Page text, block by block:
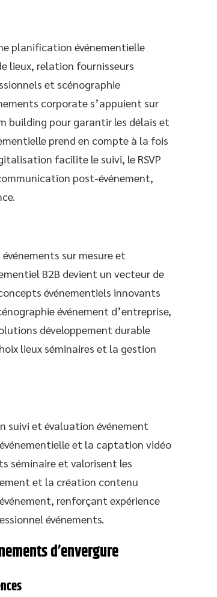
planification événementielle
lieux, relation fournisseurs
et scénographie
corporate s’appuient sur
building pour garantir les délais et
prend en compte à la fois
facilite le suivi, le RSVP
post-événement,
sur mesure et
B2B devient un vecteur de
événementiels innovants
événement d’entreprise,
développement durable
lieux séminaires et la gestion
suivi et évaluation événement
et la captation vidéo
séminaire et valorisent les
et la création contenu
renforçant expérience
événements.
d’envergure